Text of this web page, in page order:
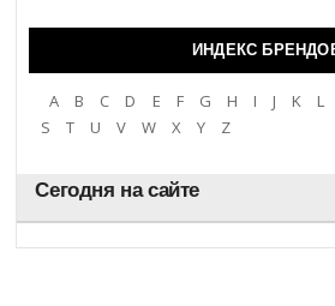
ИНДЕКС
A B C D E F G H I J K L
S
T U V W X Y Z
Сегодня на сайте